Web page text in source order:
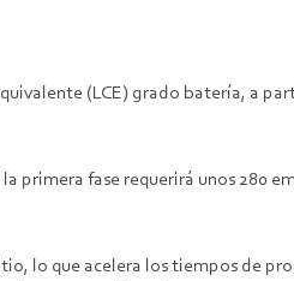
(LCE) grado batería, a
primera fase requerirá unos 280
lo que acelera los tiempos de